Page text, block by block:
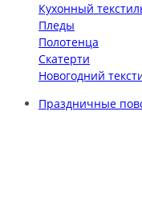
Кухонный
Пледы
Полотенца
Скатерти
Новогодний
Праздничные